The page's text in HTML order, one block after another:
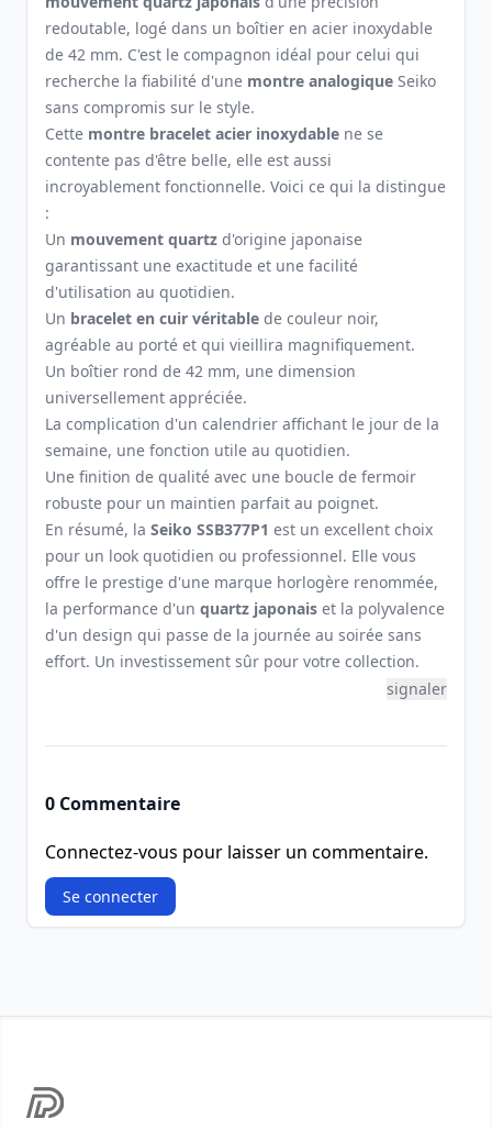
redoutable, logé dans un boîtier en acier inoxydable
de 42 mm. C'est le compagnon idéal pour celui qui
recherche la fiabilité d'une montre analogique Seiko
sans compromis sur le style.
Cette montre bracelet acier inoxydable ne se
contente pas d'être belle, elle est aussi
incroyablement fonctionnelle. Voici ce qui la distingue
:
Un mouvement quartz d'origine japonaise
garantissant une exactitude et une facilité
d'utilisation au quotidien.
Un bracelet en cuir véritable de couleur noir,
agréable au porté et qui vieillira magnifiquement.
Un boîtier rond de 42 mm, une dimension
universellement appréciée.
La complication d'un calendrier affichant le jour de la
semaine, une fonction utile au quotidien.
Une finition de qualité avec une boucle de fermoir
robuste pour un maintien parfait au poignet.
En résumé, la Seiko SSB377P1 est un excellent choix
pour un look quotidien ou professionnel. Elle vous
offre le prestige d'une marque horlogère renommée,
la performance d'un quartz japonais et la polyvalence
d'un design qui passe de la journée au soirée sans
effort. Un investissement sûr pour votre collection.
signaler
0 Commentaire
Connectez-vous pour laisser un commentaire.
Se connecter